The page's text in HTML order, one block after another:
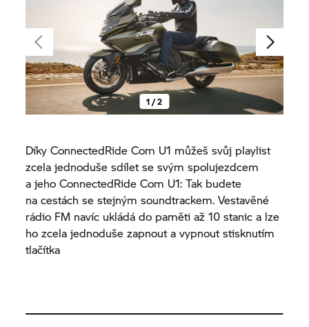
1 / 2
Díky ConnectedRide Com U1 můžeš svůj playlist
zcela jednoduše sdílet se svým spolujezdcem
a jeho ConnectedRide Com U1: Tak budete
na cestách se stejným soundtrackem. Vestavěné
rádio FM navíc ukládá do paměti až 10 stanic a lze
ho zcela jednoduše zapnout a vypnout stisknutím
tlačítka